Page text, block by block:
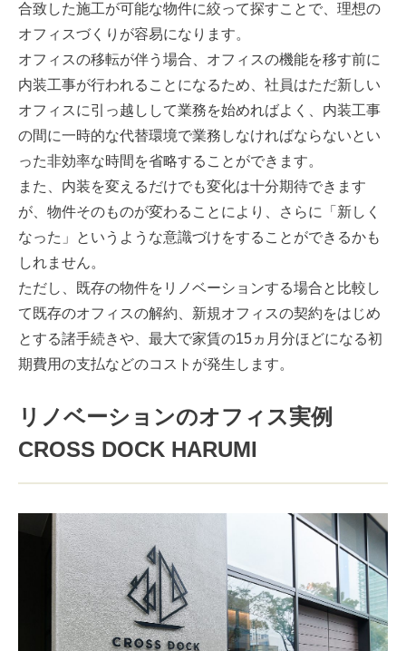
合致した施工が可能な物件に絞って探すことで、理想の
オフィスづくりが容易になります。
オフィスの移転が伴う場合、オフィスの機能を移す前に
内装工事が行われることになるため、社員はただ新しい
オフィスに引っ越しして業務を始めればよく、内装工事
の間に一時的な代替環境で業務しなければならないとい
った非効率な時間を省略することができます。
また、内装を変えるだけでも変化は十分期待できます
が、物件そのものが変わることにより、さらに「新しく
なった」というような意識づけをすることができるかも
しれません。
ただし、既存の物件をリノベーションする場合と比較し
て既存のオフィスの解約、新規オフィスの契約をはじめ
とする諸手続きや、最大で家賃の15ヵ月分ほどになる初
期費用の支払などのコストが発生します。
リノベーションのオフィス実例
CROSS DOCK HARUMI